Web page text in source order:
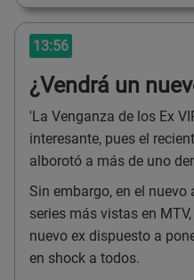
13:56
¿Vendrá un
'La Venganza de los Ex
interesante, pues el
alborotó a más de uno
Sin embargo, en el
series más vistas en
nuevo ex dispuesto a
en shock a todos.